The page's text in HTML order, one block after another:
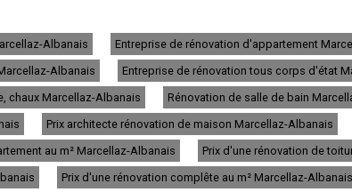
- Entreprise de rénovation immobilière à Annecy-le-
- Entreprise de rénovation immobilière à Cluses
- Entreprise de rénovation immobilière à Seynod
- Entreprise de rénovation immobilière à Cran-Gevrier
- Entreprise de rénovation immobilière à Sallanches
- Entreprise de rénovation immobilière à Rumilly
- Entreprise de rénovation immobilière à Bonneville
- Entreprise de rénovation immobilière à Saint-Julien-en-
- Entreprise de rénovation immobilière à Passy
- Entreprise de rénovation immobilière à Gaillard
Albanais
Entreprise de rénovation d'appartement
Albanais
Entreprise de rénovation tous corps d'état
chaux Marcellaz-Albanais
Rénovation de salle de bain
Prix architecte rénovation de maison Marcellaz-Albanais
au m² Marcellaz-Albanais
Prix d'une rénovation de
Prix d'une rénovation complête au m² Marcellaz-Albanais